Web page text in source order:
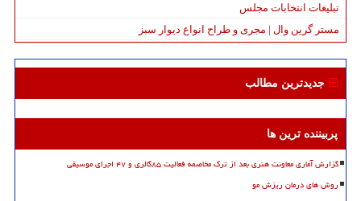
تبلیغات انتخابات مجلس
مستر گرین وال | مجری و طراح انواع دیوار سبز
جدیدترین مطالب
پربیننده ترین ها
گزارش آماری معاونت هنری بعد از ترک مخاصمه فعالیت ۸۵گالری و ۴۷ اجرای موسیقی
روش های درمان ریزش مو